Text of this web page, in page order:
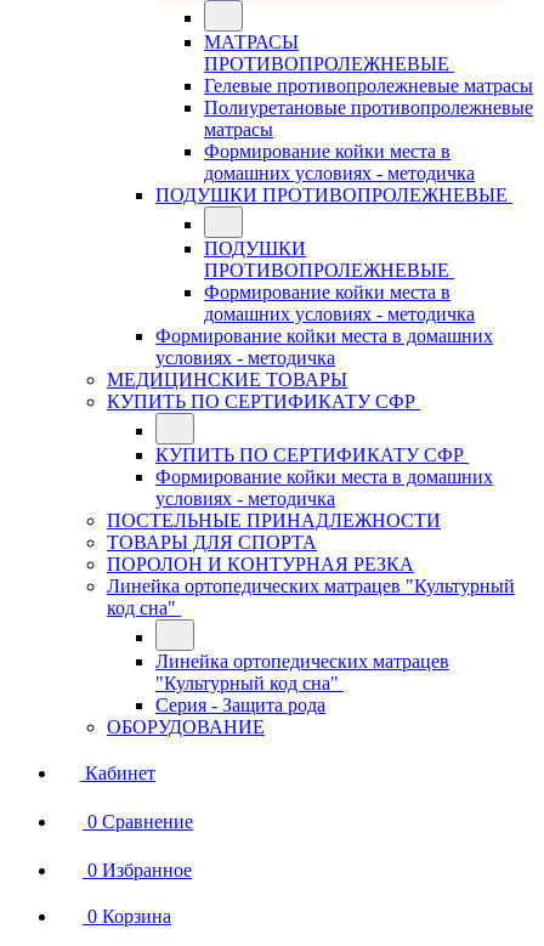
МАТРАСЫ
ПРОТИВОПРОЛЕЖНЕВЫЕ
Гелевые противопролежневые матрасы
Полиуретановые противопролежневые
матрасы
Формирование койки места в
домашних условиях - методичка
ПОДУШКИ ПРОТИВОПРОЛЕЖНЕВЫЕ
ПОДУШКИ
ПРОТИВОПРОЛЕЖНЕВЫЕ
Формирование койки места в
домашних условиях - методичка
Формирование койки места в домашних
условиях - методичка
МЕДИЦИНСКИЕ ТОВАРЫ
КУПИТЬ ПО СЕРТИФИКАТУ СФР
КУПИТЬ ПО СЕРТИФИКАТУ СФР
Формирование койки места в домашних
условиях - методичка
ПОСТЕЛЬНЫЕ ПРИНАДЛЕЖНОСТИ
ТОВАРЫ ДЛЯ СПОРТА
ПОРОЛОН И КОНТУРНАЯ РЕЗКА
Линейка ортопедических матрацев "Культурный
код сна"
Линейка ортопедических матрацев
"Культурный код сна"
Серия - Защита рода
ОБОРУДОВАНИЕ
Кабинет
0 Сравнение
0 Избранное
0 Корзина